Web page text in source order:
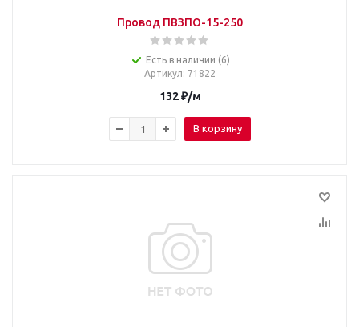
Провод ПВЗПО-15-250
Есть в наличии (6)
Артикул: 71822
132₽/м
В корзину